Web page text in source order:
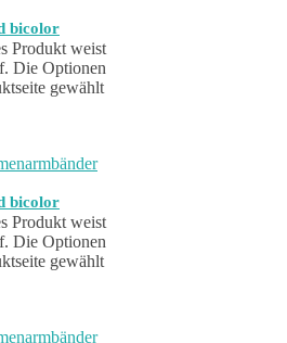
bicolor
Produkt weist
Die Optionen
gewählt
bicolor
Produkt weist
Die Optionen
gewählt